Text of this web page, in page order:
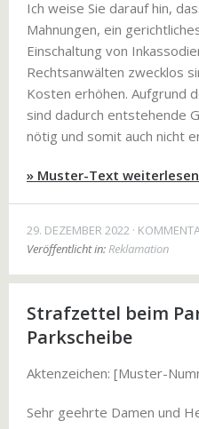
Ich weise Sie darauf hin,
Mahnungen, ein
Einschaltung von
Rechtsanwälten zwecklos
Kosten erhöhen. Aufgrund
sind dadurch entstehende
nötig und somit auch nicht
» Muster-Text weiterlesen
29. DEZEMBER 2022
Veröffentlicht in:Reklamation
Strafzettel beim
Parkscheibe
Aktenzeichen: [Muster-
Sehr geehrte Damen und